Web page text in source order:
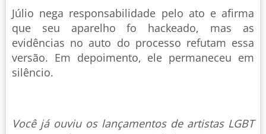
Júlio nega responsabilidade pelo ato e afirma
que seu aparelho fo hackeado, mas as
evidências no auto do processo refutam essa
versão. Em depoimento, ele permaneceu em
silêncio.
Você já ouviu os lançamentos de artistas LGBT